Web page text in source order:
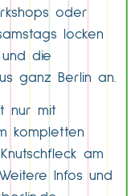
oder
locken
die
ganz Berlin an.
nur mit
kompletten
am
Infos und